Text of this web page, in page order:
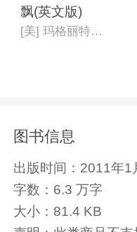
飘(英文版)
[美] 玛格丽特·米切尔
图书信息
出版时间： 2011年1
字数： 6.3 万字
大小： 81.4 KB